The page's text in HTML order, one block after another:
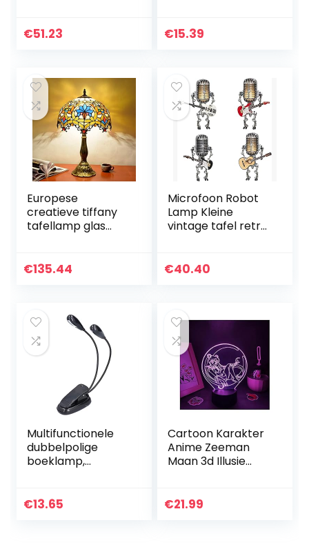
leeslicht voor
€51.23
Wolfraam 40W
€15.39
Europese
creatieve tiffany
tafellamp glas
slaapkamer
€135.44
Microfoon Robot
Lamp Kleine
vintage tafel retro
desktop licht voor
€40.40
Multifunctionele
dubbelpolige
boeklamp,
LED-lampkralen,
€13.65
Cartoon Karakter
Anime Zeeman
Maan 3d Illusie
/Aanraking
€21.99